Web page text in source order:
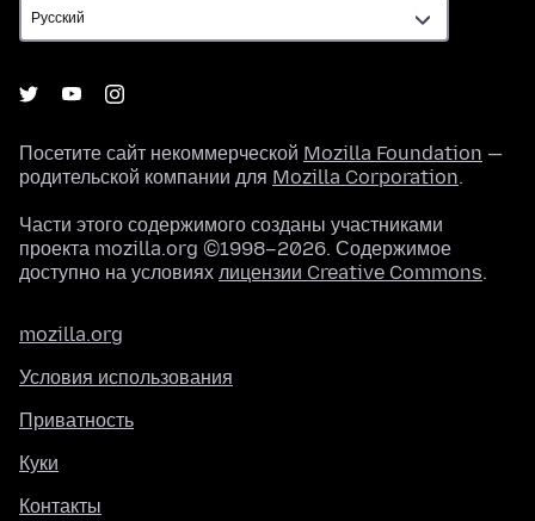
Посетите сайт некоммерческой Mozilla Foundation —
родительской компании для Mozilla Corporation.
Части этого содержимого созданы участниками
проекта mozilla.org ©1998–2026. Содержимое
доступно на условиях лицензии Creative Commons.
mozilla.org
Условия использования
Приватность
Куки
Контакты